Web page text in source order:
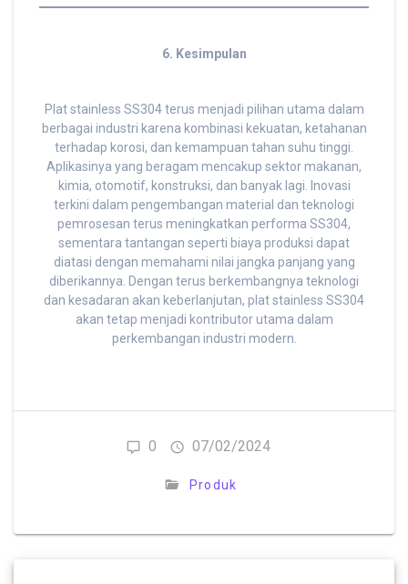
6. Kesimpulan
Plat stainless SS304 terus menjadi pilihan utama dalam
berbagai industri karena kombinasi kekuatan, ketahanan
terhadap korosi, dan kemampuan tahan suhu tinggi.
Aplikasinya yang beragam mencakup sektor makanan,
kimia, otomotif, konstruksi, dan banyak lagi. Inovasi
terkini dalam pengembangan material dan teknologi
pemrosesan terus meningkatkan performa SS304,
sementara tantangan seperti biaya produksi dapat
diatasi dengan memahami nilai jangka panjang yang
diberikannya. Dengan terus berkembangnya teknologi
dan kesadaran akan keberlanjutan, plat stainless SS304
akan tetap menjadi kontributor utama dalam
perkembangan industri modern.
0 07/02/2024
Produk